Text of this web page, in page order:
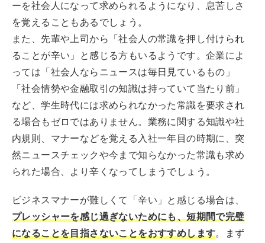
ーを社会人になって求められるようになり、息苦しさ
を覚えることもあるでしょう。
また、先輩や上司から「社会人の常識を押し付けられ
ることが辛い」と感じる方もいるようです。企業によ
っては「社会人ならニュースは毎日見ているもの」
「社会情勢や金融取引の知識は持っていて当たり前」
など、学生時代には求められなかった常識を要求され
る場合もゼロではありません。業務に関する知識や社
内規則、マナーなどを覚える入社一年目の時期に、突
然ニュースチェックや今まで知らなかった常識も求め
られた場合、より辛くなってしまうでしょう。
ビジネスマナーが難しくて「辛い」と感じる場合は、
プレッシャーを感じ過ぎないためにも、短期間で完璧
になることを目指さないことをおすすめします。まず